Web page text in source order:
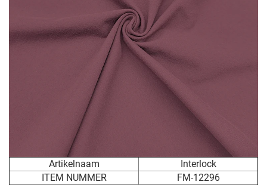
Artikelnaam
Interlock
ITEM NUMMER
FM-12296